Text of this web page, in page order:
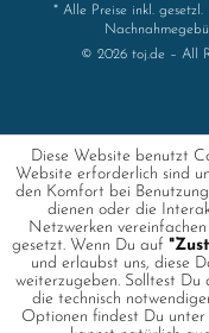
* Alle Preise inkl.
© 2026 toj.de – All
Diese Website benutzt
Website erforderlich sind
den Komfort bei
dienen oder die
Netzwerken
gesetzt. Wenn Du auf
und erlaubst uns, diese
weiterzugeben. Solltest Du
die technisch
Optionen findest Du unter